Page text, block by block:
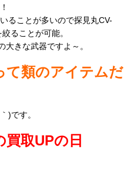
ることが多いので探見丸CV-
ることが可能。
きな武器ですよ～。
て類のアイテムだ
)です。
取UPの日